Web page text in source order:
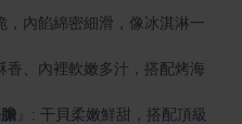
，內餡綿密細滑，像冰淇淋一
香、內裡軟嫩多汁，搭配烤海
: 干貝柔嫩鮮甜，搭配頂級